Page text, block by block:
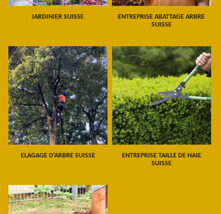
JARDINIER SUISSE
ENTREPRISE ABATTAGE ARBRE
SUISSE
ELAGAGE D'ARBRE SUISSE
ENTREPRISE TAILLE DE HAIE
SUISSE